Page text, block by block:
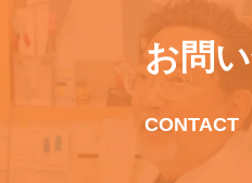
お問
CONTACT